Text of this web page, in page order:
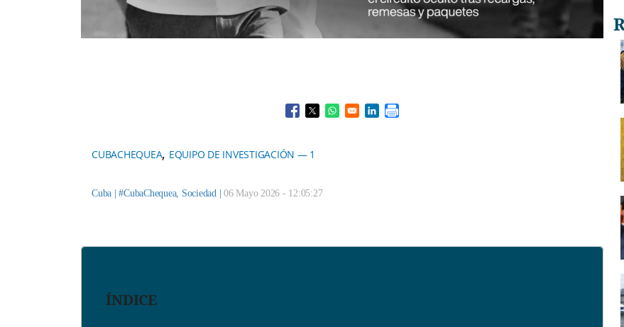
Opens in a new window
Opens in a new window
Opens in a new window
Opens in a new window
CUBACHEQUEA, EQUIPO DE INVESTIGACIÓN — 1
Cuba |#CubaChequea, Sociedad | 06 Mayo 2026 - 12:05:27
ÍNDICE